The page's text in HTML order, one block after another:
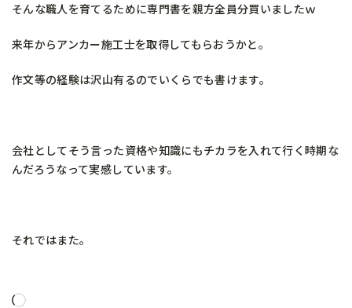
そんな職人を育てるために専門書を親方全員分買いましたｗ
来年からアンカー施工士を取得してもらおうかと。
作文等の経験は沢山有るのでいくらでも書けます。
会社としてそう言った資格や知識にもチカラを入れて行く時期な
んだろうなって実感しています。
それではまた。
読